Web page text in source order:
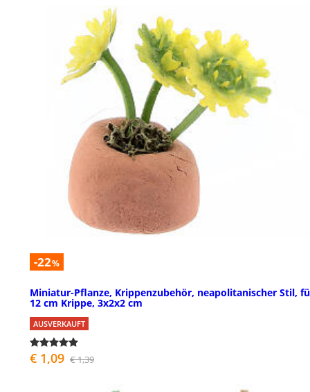
-22%
Miniatur-Pflanze, Krippenzubehör, neapolitanischer Stil,
12 cm Krippe, 3x2x2 cm
AUSVERKAUFT
€ 1,09 € 1,39